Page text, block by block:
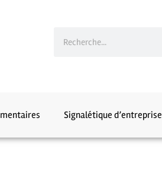
Signalétique d’entreprise